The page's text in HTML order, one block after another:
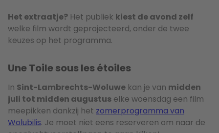
Het extraatje? Het publiek kiest de avond zelf
welke film wordt geprojecteerd, onder de twee
keuzes op het programma.
Une Toile sous les étoiles
In Sint-Lambrechts-Woluwe kan je van midden
juli tot midden augustus elke woensdag een film
meepikken dankzij het zomerprogramma van
Wolubilis. Je moet niet eens reserveren om naar de